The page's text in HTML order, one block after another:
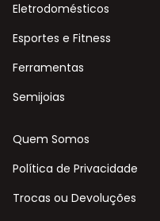
Eletrodomésticos
Esportes e Fitness
Ferramentas
Semijoias
Quem Somos
Política de Privacidade
Trocas ou Devoluções